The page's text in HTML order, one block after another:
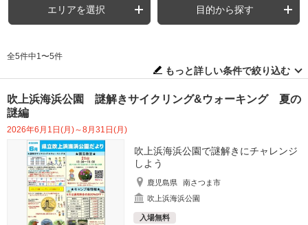
エリアを選択 目的から探す
全5件中1〜5件
もっと詳しい条件で絞り込む
吹上浜海浜公園 謎解きサイクリング&ウォーキング 夏の
謎編
2026年6月1日(月)～8月31日(月)
吹上浜海浜公園で謎解きにチャレンジ
しよう
鹿児島県
南さつま市
吹上浜海浜公園
入場無料